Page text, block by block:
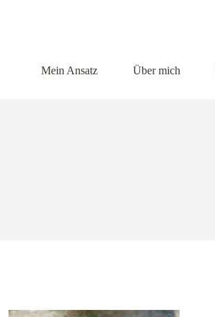
Mein Ansatz Über mich